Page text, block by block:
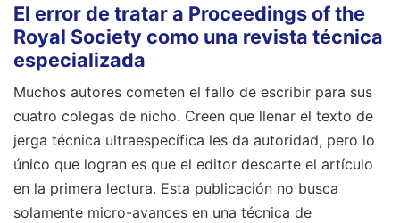
El error de tratar a Proceedings of the
Royal Society como una revista técnica
especializada
Muchos autores cometen el fallo de escribir para sus
cuatro colegas de nicho. Creen que llenar el texto de
jerga técnica ultraespecífica les da autoridad, pero lo
único que logran es que el editor descarte el artículo
en la primera lectura. Esta publicación no busca
solamente micro-avances en una técnica de